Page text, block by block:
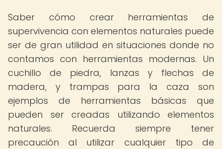
Saber cómo crear herramientas de
supervivencia con elementos naturales puede
ser de gran utilidad en situaciones donde no
contamos con herramientas modernas. Un
cuchillo de piedra, lanzas y flechas de
madera, y trampas para la caza son
ejemplos de herramientas básicas que
pueden ser creadas utilizando elementos
naturales. Recuerda siempre tener
precaución al utilizar cualquier tipo de